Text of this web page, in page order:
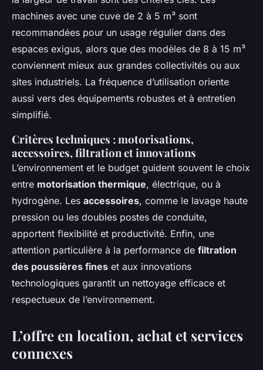
machines avec une cuve de 2 à 5 m³ sont
recommandées pour un usage régulier dans des
espaces exigus, alors que des modèles de 8 à 15 m³
conviennent mieux aux grandes collectivités ou aux
sites industriels. La fréquence d’utilisation oriente
aussi vers des équipements robustes et à entretien
simplifié.
Critères techniques : motorisations,
accessoires, filtration et innovations
L’environnement et le budget guident souvent le choix
entre motorisation thermique, électrique, ou à
hydrogène. Les accessoires, comme le lavage haute
pression ou les doubles postes de conduite,
apportent flexibilité et productivité. Enfin, une
attention particulière à la performance de filtration
des poussières fines et aux innovations
technologiques garantit un nettoyage efficace et
respectueux de l’environnement.
L’offre en location, achat et services
connexes